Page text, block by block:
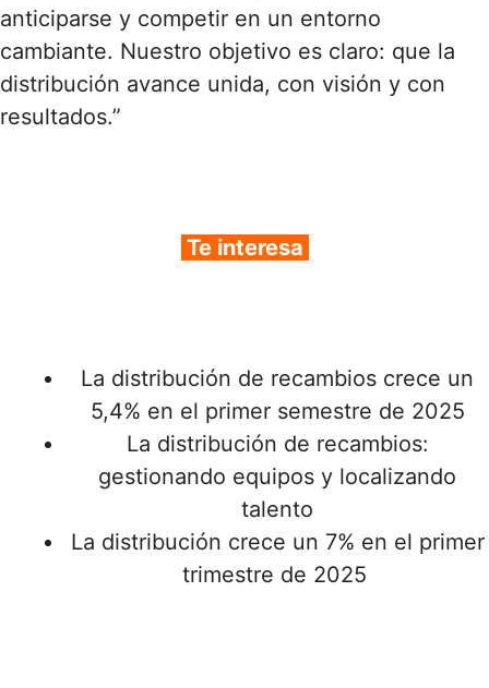
anticiparse y competir en un entorno
cambiante. Nuestro objetivo es claro: que la
distribución avance unida, con visión y con
resultados.”
Te interesa
La distribución de recambios crece un
5,4% en el primer semestre de 2025
La distribución de recambios:
gestionando equipos y localizando
talento
La distribución crece un 7% en el primer
trimestre de 2025